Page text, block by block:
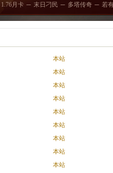
1.76月卡 ─ 末日刁民 ─ 多塔传奇 ─ 若
本站
本站
本站
本站
本站
本站
本站
本站
本站